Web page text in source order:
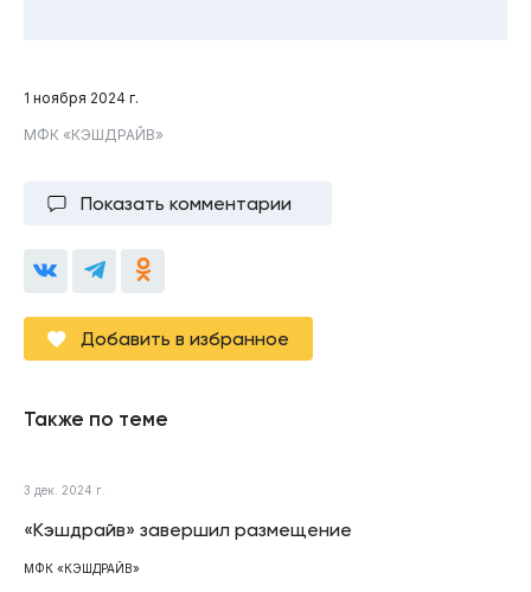
1 ноября 2024 г.
МФК «КЭШДРАЙВ»
Показать комментарии
Добавить в избранное
Также по теме
3 дек. 2024 г.
«Кэшдрайв» завершил размещение
МФК «КЭШДРАЙВ»